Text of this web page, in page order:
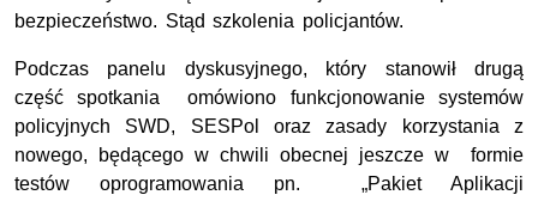
bezpieczeństwo. Stąd szkolenia policjantów.
Podczas panelu dyskusyjnego, który stanowił drugą
część spotkania omówiono funkcjonowanie systemów
policyjnych SWD, SESPol oraz zasady korzystania z
nowego, będącego w chwili obecnej jeszcze w formie
testów oprogramowania pn. „Pakiet Aplikacji